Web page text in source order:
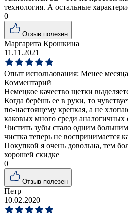
технология. А остальные
0
Отзыв полезен
Маргарита Крошкина
11.11.2021
Опыт использования: Менее месяца
Комментарий
Немецкое качество щетки
Когда берёшь ее в руки, то
по-настоящему крепкая, а не
каковых много среди аналогичных
Чистить зубы стало одним
чистка теперь не воспринимается
Покупкой я очень довольна, тем
хорошей скидке
0
Отзыв полезен
Петр
10.02.2020